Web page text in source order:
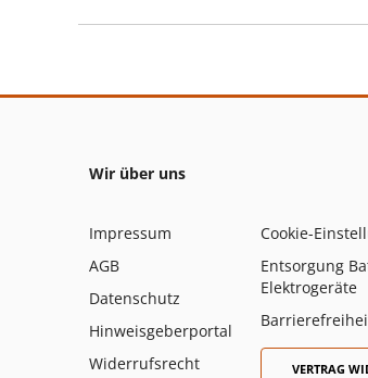
Wir über uns
Impressum
AGB
Datenschutz
Hinweisgeberportal
Widerrufsrecht
Cookie-
Entsorgung
Elektrogeräte
VERTRAG